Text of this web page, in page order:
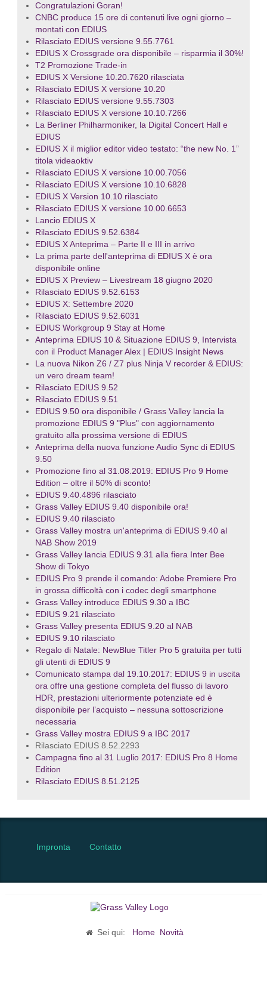
Congratulazioni Goran!
CNBC produce 15 ore di contenuti live ogni giorno –
montati con EDIUS
Rilasciato EDIUS versione 9.55.7761
EDIUS X Crossgrade ora disponibile – risparmia il 30%!
T2 Promozione Trade-in
EDIUS X Versione 10.20.7620 rilasciata
Rilasciato EDIUS X versione 10.20
Rilasciato EDIUS versione 9.55.7303
Rilasciato EDIUS X versione 10.10.7266
La Berliner Philharmoniker, la Digital Concert Hall e
EDIUS
EDIUS X il miglior editor video testato: “the new No. 1”
titola videaoktiv
Rilasciato EDIUS X versione 10.00.7056
Rilasciato EDIUS X versione 10.10.6828
EDIUS X Version 10.10 rilasciato
Rilasciato EDIUS X versione 10.00.6653
Lancio EDIUS X
Rilasciato EDIUS 9.52.6384
EDIUS X Anteprima – Parte II e III in arrivo
La prima parte dell'anteprima di EDIUS X è ora
disponibile online
EDIUS X Preview – Livestream 18 giugno 2020
Rilasciato EDIUS 9.52.6153
EDIUS X: Settembre 2020
Rilasciato EDIUS 9.52.6031
EDIUS Workgroup 9 Stay at Home
Anteprima EDIUS 10 & Situazione EDIUS 9, Intervista
con il Product Manager Alex | EDIUS Insight News
La nuova Nikon Z6 / Z7 plus Ninja V recorder & EDIUS:
un vero dream team!
Rilasciato EDIUS 9.52
Rilasciato EDIUS 9.51
EDIUS 9.50 ora disponibile / Grass Valley lancia la
promozione EDIUS 9 "Plus" con aggiornamento
gratuito alla prossima versione di EDIUS
Anteprima della nuova funzione Audio Sync di EDIUS
9.50
Promozione fino al 31.08.2019: EDIUS Pro 9 Home
Edition – oltre il 50% di sconto!
EDIUS 9.40.4896 rilasciato
Grass Valley EDIUS 9.40 disponibile ora!
EDIUS 9.40 rilasciato
Grass Valley mostra un'anteprima di EDIUS 9.40 al
NAB Show 2019
Grass Valley lancia EDIUS 9.31 alla fiera Inter Bee
Show di Tokyo
EDIUS Pro 9 prende il comando: Adobe Premiere Pro
in grossa difficoltà con i codec degli smartphone
Grass Valley introduce EDIUS 9.30 a IBC
EDIUS 9.21 rilasciato
Grass Valley presenta EDIUS 9.20 al NAB
EDIUS 9.10 rilasciato
Regalo di Natale: NewBlue Titler Pro 5 gratuita per tutti
gli utenti di EDIUS 9
Comunicato stampa dal 19.10.2017: EDIUS 9 in uscita
ora offre una gestione completa del flusso di lavoro
HDR, prestazioni ulteriormente potenziate ed è
disponibile per l’acquisto – nessuna sottoscrizione
necessaria
Grass Valley mostra EDIUS 9 a IBC 2017
Rilasciato EDIUS 8.52.2293
Campagna fino al 31 Luglio 2017: EDIUS Pro 8 Home
Edition
Rilasciato EDIUS 8.51.2125
Impronta Contatto
Sei qui: Home Novità